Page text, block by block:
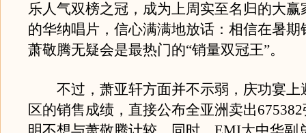
乐人气双榜之冠，成为上周实至名归的大赢
的华纳唱片，信心满满地放话：相信在暑期
萧敬腾无疑会是最热门的“销量双冠王”。
不过，萧亚轩方面并不示弱，庆功宴上
区的销售成绩，直接公布全亚洲卖出